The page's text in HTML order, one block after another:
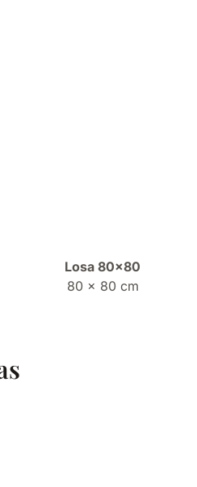
Losa 80×80
80 x 80 cm